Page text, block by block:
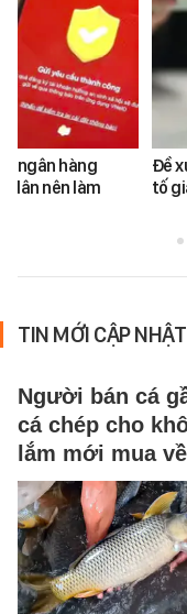
ngân hàng
dân nên làm
Đề
tố
TIN MỚI CẬP NHẬT
Người bán cá
cá chép cho
lắm mới mua